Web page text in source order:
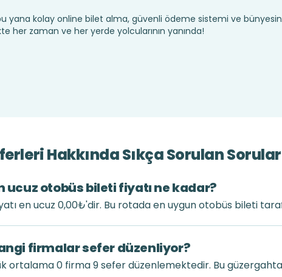
yana kolay online bilet alma, güvenli ödeme sistemi ve
her zaman ve her yerde yolcularının yanında!
Hakkında Sıkça Sorulan Sorular
ucuz otobüs bileti fiyatı ne kadar?
en ucuz 0,00₺'dir. Bu rotada en uygun otobüs bileti
firmalar sefer düzenliyor?
ortalama 0 firma 9 sefer düzenlemektedir. Bu